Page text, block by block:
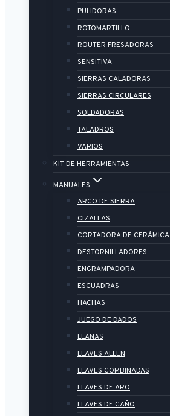
PULIDORAS
ROTOMARTILLO
ROUTER FRESADORAS
SENSITIVA
SIERRAS CALADORAS
SIERRAS CIRCULARES
SOLDADORAS
TALADROS
VARIOS
KIT DE HERRAMIENTAS
MANUALES
ARCO DE SIERRA
CIZALLAS
CORTADORA DE CERÁMICA
DESTORNILLADORES
ENGRAMPADORA
ESCUADRAS
HACHAS
JUEGO DE DADOS
LLANAS
LLAVES ALLEN
LLAVES COMBINADAS
LLAVES DE ARO
LLAVES DE CAÑO